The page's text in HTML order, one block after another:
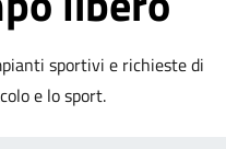
sportivi e richieste di
e lo sport.